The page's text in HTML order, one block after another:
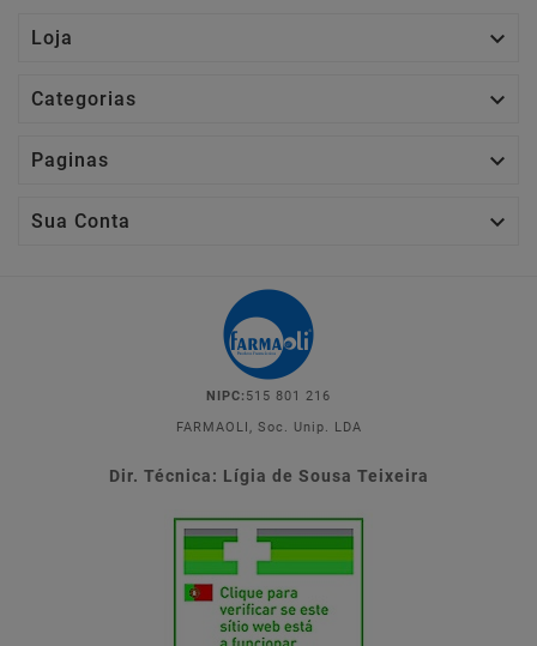
Loja 
Categorias 
Paginas 
Sua Conta 
NIPC: 515 801 216
FARMAOLI, Soc. Unip. LDA
Dir. Técnica: Lígia de Sousa Teixeira